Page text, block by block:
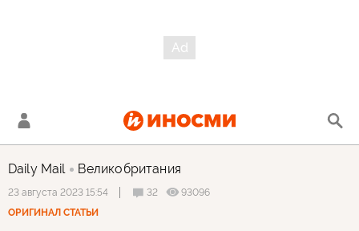
Daily Mail Великобритания
23 августа 2023 15:54 32
93096
ОРИГИНАЛ СТАТЬИ